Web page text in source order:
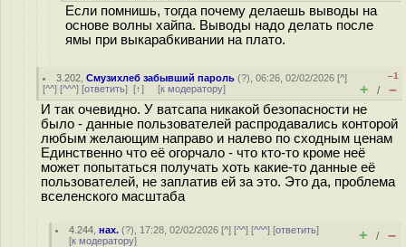
Если помнишь, тогда почему делаешь выводы на
основе волны хайпа. Выводы надо делать после
ямы при выкарабкивании на плато.
3.202 ,Смузихлеб забывший пароль (?), 06:26, 02/02/2026 [^]
[^^] [^^^] [ответить] [↑] [к модератору]
–1
+ / –
И так очевидно. У ватсапа никакой безопасности не
было - данные пользователей распродавались конторой
любым желающим направо и налево по сходным ценам
Единственно что её огорчало - что кто-то кроме неё
может попытаться получать хоть какие-то данные её
пользователей, не заплатив ей за это. Это да, проблема
вселенского масштаба
4.244 ,нах. (?), 17:28, 02/02/2026 [^] [^^] [^^^] [ответить]
[к модератору] + / –